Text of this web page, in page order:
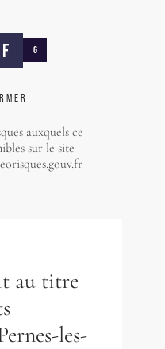
F G
auxquels ce
sur le site
au titre
les-